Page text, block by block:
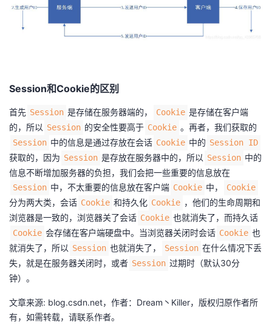
Session和Cookie的区别
首先 Session 是存储在服务器端的， Cookie 是存储在客户端
的，所以 Session 的安全性要高于 Cookie 。再者，我们获取的
Session 中的信息是通过存放在会话 Cookie 中的 Session ID
获取的，因为 Session 是存放在服务器中的，所以 Session 中的
信息不断增加服务器的负担，我们会把一些重要的信息放在
Session 中，不太重要的信息放在客户端 Cookie 中， Cookie
分为两大类，会话 Cookie 和持久化 Cookie ，他们的生命周期和
浏览器是一致的，浏览器关了会话 Cookie 也就消失了，而持久话
Cookie 会存储在客户端硬盘中。当浏览器关闭时会话 Cookie 也
就消失了，所以 Session 也就消失了， Session 在什么情况下丢
失，就是在服务器关闭时，或者 Session 过期时（默认30分
钟）。
文章来源: blog.csdn.net，作者：Dream丶Killer，版权归原作者所
有，如需转载，请联系作者。